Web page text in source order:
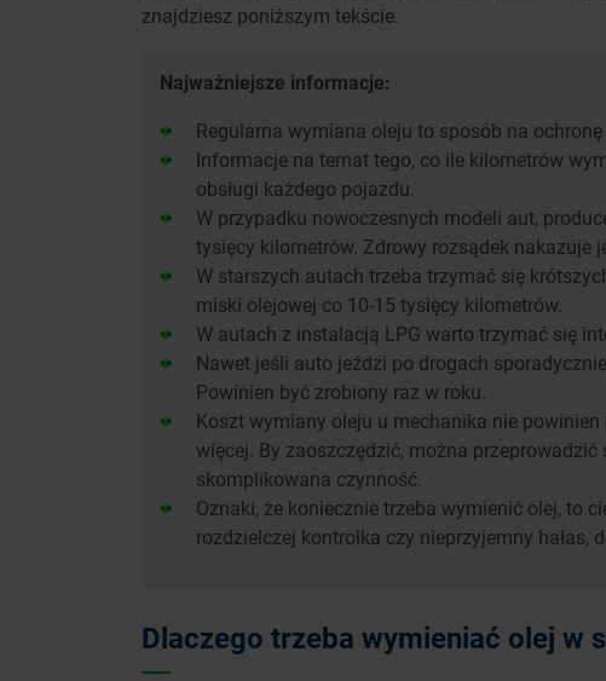
znajdziesz poniższym tekście.
Najważniejsze informacje:
Regularna wymiana oleju to sposób na
Informacje na temat tego, co ile kilometrów
obsługi każdego pojazdu.
W przypadku nowoczesnych modeli aut,
tysięcy kilometrów. Zdrowy rozsądek nakazuje
W starszych autach trzeba trzymać się
miski olejowej co 10-15 tysięcy kilometrów.
W autach z instalacją LPG warto trzymać się
Nawet jeśli auto jeździ po drogach
Powinien być zrobiony raz w roku.
Koszt wymiany oleju u mechanika nie powinien
więcej. By zaoszczędzić, można
skomplikowana czynność.
Oznaki, że koniecznie trzeba wymienić olej, to
rozdzielczej kontrolka czy nieprzyjemny hałas,
Dlaczego trzeba wymieniać olej w